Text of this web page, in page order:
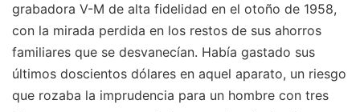
grabadora V-M de alta fidelidad en el otoño de 1958,
con la mirada perdida en los restos de sus ahorros
familiares que se desvanecían. Había gastado sus
últimos doscientos dólares en aquel aparato, un riesgo
que rozaba la imprudencia para un hombre con tres